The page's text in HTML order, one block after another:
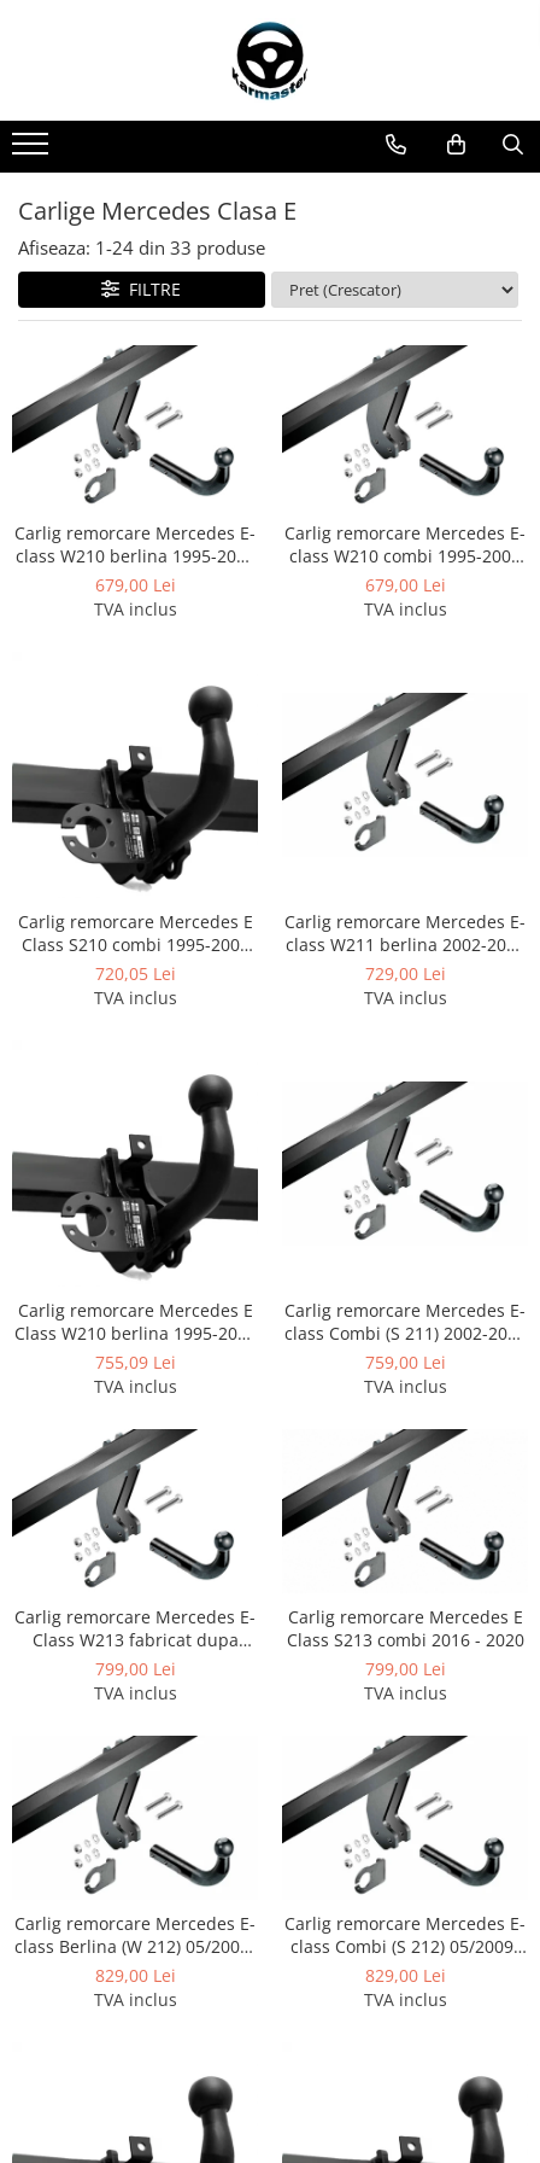
Accesorii carlige de remorcare
Accesorii cutii portbagaj
Amortizoare osie remorci
Cabluri de frana remorci
Cuple remorci
Carlige de remorcare
Carlige Alfa Romeo
Carlige Alpine
Carlige Audi
Carlige BYD
Carlige Cadillac
Carlige Citroen
Carlige Dacia
Carlige Daewoo
Carlige Dodge
Carlige Dongfeng
Carlige DR
Carlige DS
Carlige Ebro
Carlige Hyundai
Carlige Infiniti
Carlige Isuzu
Carlige Iveco
Carlige Jaecoo
Carlige Jaecoo 5
Carlige Jaecoo 7
Carlige Jeep
Carlige Kia
Carlige Kia EV4
Carlige Kia EV5
Carlige Kia PV5
Carlige Lancia
Carlige Land Rover
Carlige MAN
Carlige Mazda
Carlige Mercedes
Carlige MG
Carlige Mini
Carlige Mitsubishi
Carlige Nissan
Carlige Mercedes Clasa E
Afiseaza: 1-24 din 33 produse
FILTRE
Carlig remorcare Mercedes E-
class W210 berlina 1995-2002
marca Imiola
679,00 Lei
TVA inclus
Carlig remorcare Mercedes E-
class W210 combi 1995-2002
marca Imiola
679,00 Lei
TVA inclus
Carlig remorcare Mercedes E
Class S210 combi 1995-2002
marca Autohak
720,05 Lei
TVA inclus
Carlig remorcare Mercedes E-
class W211 berlina 2002-2009
marca Imiola
729,00 Lei
TVA inclus
Carlig remorcare Mercedes E
Class W210 berlina 1995-2002
marca Autohak
755,09 Lei
TVA inclus
Carlig remorcare Mercedes E-
class Combi (S 211) 2002-2009
marca Imiola
759,00 Lei
TVA inclus
Carlig remorcare Mercedes E-
Class W213 fabricat dupa
2016 marca Imiola
799,00 Lei
TVA inclus
Carlig remorcare Mercedes E
Class S213 combi 2016 - 2020
799,00 Lei
TVA inclus
Carlig remorcare Mercedes E-
class Berlina (W 212) 05/2009-
2016 marca Imiola
829,00 Lei
TVA inclus
Carlig remorcare Mercedes E-
class Combi (S 212) 05/2009-
2016 marca Imiola
829,00 Lei
TVA inclus